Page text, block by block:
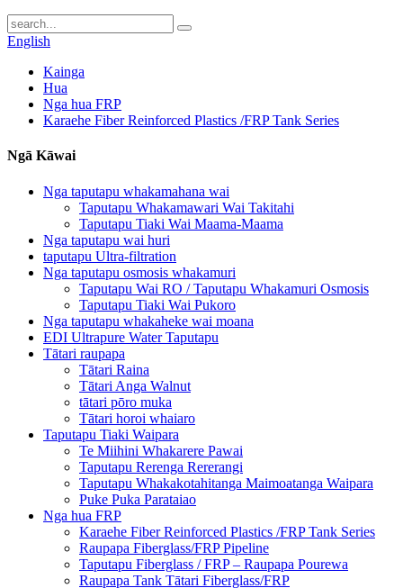
English
Kainga
Hua
Nga hua FRP
Karaehe Fiber Reinforced Plastics /FRP Tank Series
Ngā Kāwai
Nga taputapu whakamahana wai
Taputapu Whakamawari Wai Takitahi
Taputapu Tiaki Wai Maama-Maama
Nga taputapu wai huri
taputapu Ultra-filtration
Nga taputapu osmosis whakamuri
Taputapu Wai RO / Taputapu Whakamuri Osmosis
Taputapu Tiaki Wai Pukoro
Nga taputapu whakaheke wai moana
EDI Ultrapure Water Taputapu
Tātari raupapa
Tātari Raina
Tātari Anga Walnut
tātari pōro muka
Tātari horoi whaiaro
Taputapu Tiaki Waipara
Te Miihini Whakarere Pawai
Taputapu Rerenga Rererangi
Taputapu Whakakotahitanga Maimoatanga Waipara
Puke Puka Parataiao
Nga hua FRP
Karaehe Fiber Reinforced Plastics /FRP Tank Series
Raupapa Fiberglass/FRP Pipeline
Taputapu Fiberglass / FRP – Raupapa Pourewa
Raupapa Tank Tātari Fiberglass/FRP